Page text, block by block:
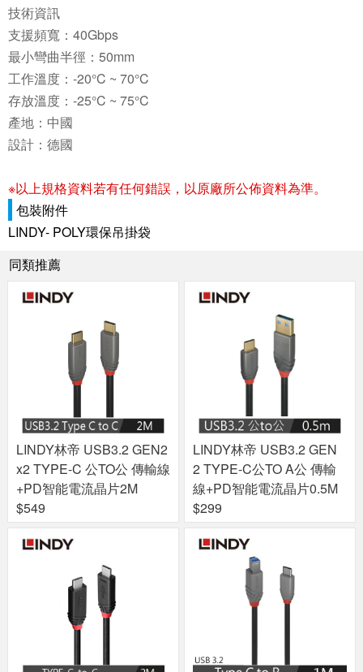
技術資訊
支援頻寬：40Gbps
最小彎曲半徑：50mm
工作溫度：-20°C ~ 70°C
存放溫度：-25°C ~ 75°C
產地：中國
設計：德國
※以上規格資料若有任何錯誤，以原廠所公佈資料為準。
包裝附件
LINDY- POLY環保吊掛袋
同類推薦
LINDY林帝 USB3.2 GEN2
x2 TYPE-C 公TO公 傳輸線
+PD智能電流晶片2M
$549
LINDY林帝 USB3.2 GEN
2 TYPE-C公TO A公 傳輸
線+PD智能電流晶片0.5M
$299